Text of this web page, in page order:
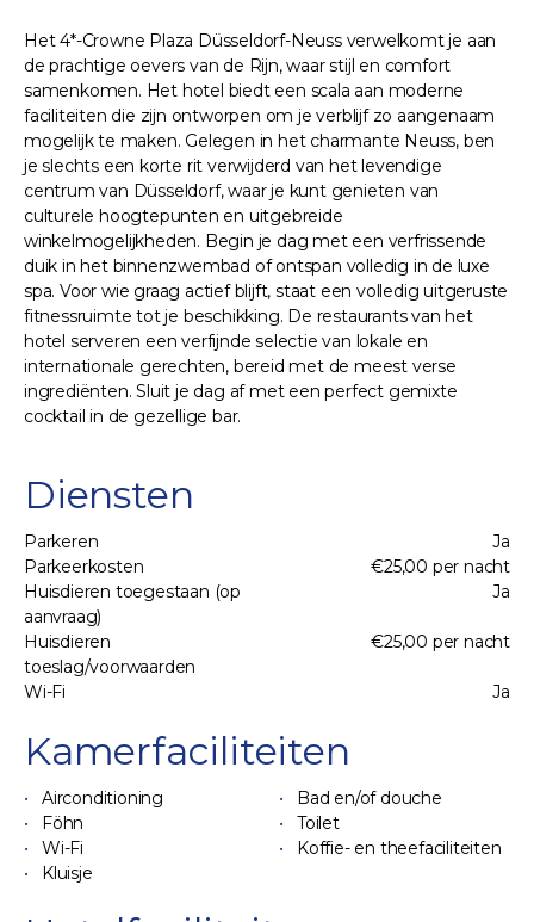
Het 4*-Crowne Plaza Düsseldorf-Neuss verwelkomt je aan
de prachtige oevers van de Rijn, waar stijl en comfort
samenkomen. Het hotel biedt een scala aan moderne
faciliteiten die zijn ontworpen om je verblijf zo aangenaam
mogelijk te maken. Gelegen in het charmante Neuss, ben
je slechts een korte rit verwijderd van het levendige
centrum van Düsseldorf, waar je kunt genieten van
culturele hoogtepunten en uitgebreide
winkelmogelijkheden. Begin je dag met een verfrissende
duik in het binnenzwembad of ontspan volledig in de luxe
spa. Voor wie graag actief blijft, staat een volledig uitgeruste
fitnessruimte tot je beschikking. De restaurants van het
hotel serveren een verfijnde selectie van lokale en
internationale gerechten, bereid met de meest verse
ingrediënten. Sluit je dag af met een perfect gemixte
cocktail in de gezellige bar.
Diensten
Parkeren
Ja
Parkeerkosten
€25,00 per nacht
Huisdieren toegestaan (op
aanvraag)
Ja
Huisdieren
toeslag/voorwaarden
€25,00 per nacht
Wi-Fi Ja
Kamerfaciliteiten
Airconditioning
Bad en/of douche
Föhn
Toilet
Wi-Fi
Koffie- en theefaciliteiten
Kluisje